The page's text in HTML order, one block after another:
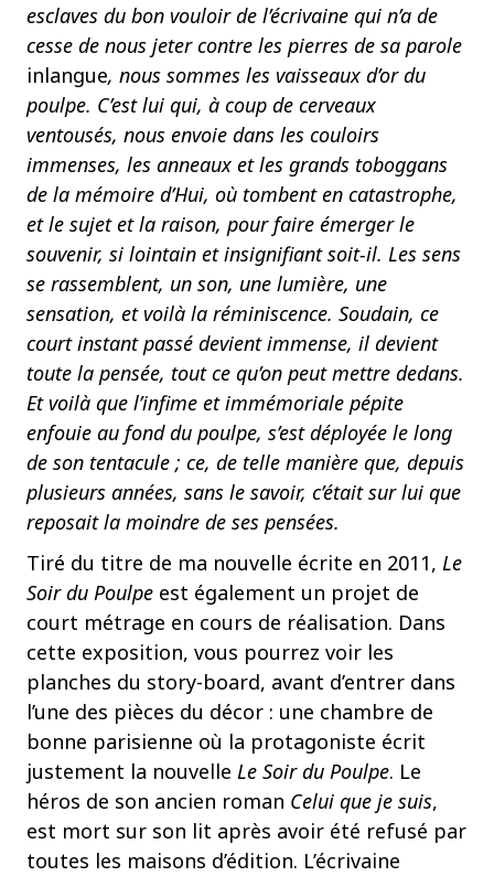
esclaves du bon vouloir de l’écrivaine qui n’a de
cesse de nous jeter contre les pierres de sa parole
inlangue, nous sommes les vaisseaux d’or du
poulpe. C’est lui qui, à coup de cerveaux
ventousés, nous envoie dans les couloirs
immenses, les anneaux et les grands toboggans
de la mémoire d’Hui, où tombent en catastrophe,
et le sujet et la raison, pour faire émerger le
souvenir, si lointain et insignifiant soit-il. Les sens
se rassemblent, un son, une lumière, une
sensation, et voilà la réminiscence. Soudain, ce
court instant passé devient immense, il devient
toute la pensée, tout ce qu’on peut mettre dedans.
Et voilà que l’infime et immémoriale pépite
enfouie au fond du poulpe, s’est déployée le long
de son tentacule ; ce, de telle manière que, depuis
plusieurs années, sans le savoir, c’était sur lui que
reposait la moindre de ses pensées.
Tiré du titre de ma nouvelle écrite en 2011, Le
Soir du Poulpe est également un projet de
court métrage en cours de réalisation. Dans
cette exposition, vous pourrez voir les
planches du story-board, avant d’entrer dans
l’une des pièces du décor : une chambre de
bonne parisienne où la protagoniste écrit
justement la nouvelle Le Soir du Poulpe. Le
héros de son ancien roman Celui que je suis,
est mort sur son lit après avoir été refusé par
toutes les maisons d’édition. L’écrivaine